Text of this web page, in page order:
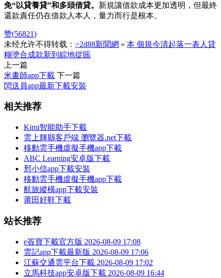
免“以貸養貸”和多頭借貸。 新規讓借款成本更加透明，但最終
還款責任仍在借款人本人，量力而行是根本。
赞(56821)
未经允许不得转载： >2d88新聞網 » 本 個規今清起落一表人貸
糊塗合成款新到綜地從賬
上一篇
米畫師app下載 下一篇
閃送員app最新下載安裝
相关推荐
Kimi智能助手下載
雲上輝縣客戶端 瀏覽器.net下載
移動雲手機虛擬手機app下載
ABC Learning安卓版下載
邢小信app下載安裝
移動雲手機虛擬手機app下載
航旅縱橫app下載安裝
莆田好鞋下載
站长推荐
e簽寶下載官方版 2026-08-09 17:08
雲記app下載最新版 2026-08-09 17:06
江蘇交通雲平台下載 2026-08-09 17:02
立馬科技app安卓版下載 2026-08-09 16:44